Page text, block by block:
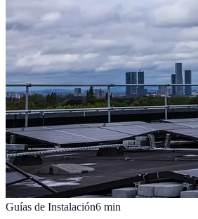
Guías de Instalación6 min